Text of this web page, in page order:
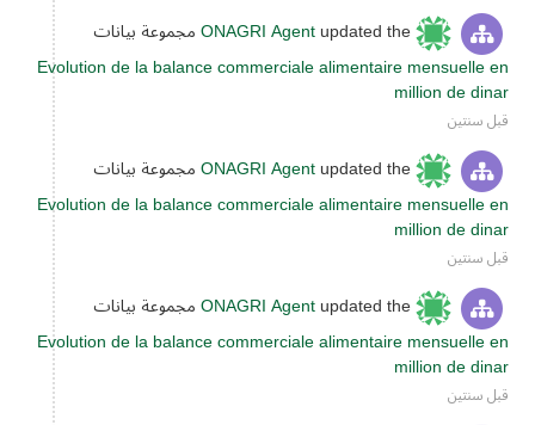
ONAGRI Agentupdated the مجموعة بيانات
Evolution de la balance commerciale alimentaire mensuelle en
million de dinar
قبل سنتين
ONAGRI Agentupdated the مجموعة بيانات
Evolution de la balance commerciale alimentaire mensuelle en
million de dinar
قبل سنتين
ONAGRI Agentupdated the مجموعة بيانات
Evolution de la balance commerciale alimentaire mensuelle en
million de dinar
قبل سنتين